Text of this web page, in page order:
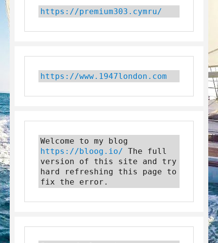
https://premium303.cymru/
https://www.1947london.com
https://bloog.io/ The full
version of this site and try
hard refreshing this page to
fix the error.